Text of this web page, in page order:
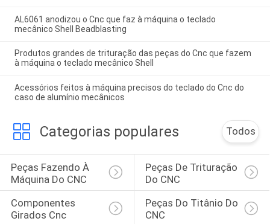
AL6061 anodizou o Cnc que faz à máquina o teclado
mecânico Shell Beadblasting
Produtos grandes de trituração das peças do Cnc que fazem
à máquina o teclado mecânico Shell
Acessórios feitos à máquina precisos do teclado do Cnc do
caso de alumínio mecânicos
Categorias populares Todos
Peças Fazendo À
Máquina Do CNC
Peças De Trituração
Do CNC
Componentes
Girados Cnc
Peças Do Titânio Do
CNC